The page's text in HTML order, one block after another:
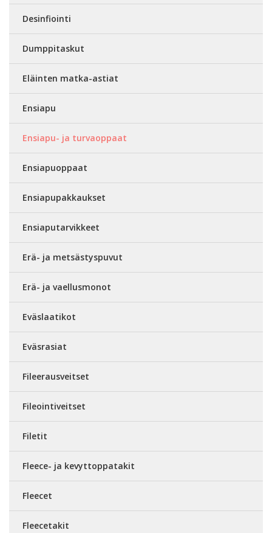
Desinfiointi
Dumppitaskut
Eläinten matka-astiat
Ensiapu
Ensiapu- ja turvaoppaat
Ensiapuoppaat
Ensiapupakkaukset
Ensiaputarvikkeet
Erä- ja metsästyspuvut
Erä- ja vaellusmonot
Eväslaatikot
Eväsrasiat
Fileerausveitset
Fileointiveitset
Filetit
Fleece- ja kevyttoppatakit
Fleecet
Fleecetakit